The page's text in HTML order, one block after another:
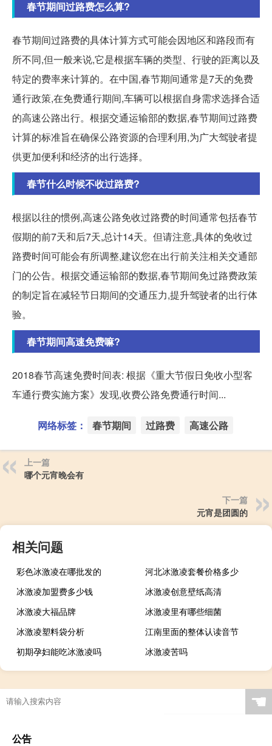
春节期间过路费怎么算?
春节期间过路费的具体计算方式可能会因地区和路段而有
所不同,但一般来说,它是根据车辆的类型、行驶的距离以及
特定的费率来计算的。在中国,春节期间通常是7天的免费
通行政策,在免费通行期间,车辆可以根据自身需求选择合适
的高速公路出行。根据交通运输部的数据,春节期间过路费
计算的标准旨在确保公路资源的合理利用,为广大驾驶者提
供更加便利和经济的出行选择。
春节什么时候不收过路费?
根据以往的惯例,高速公路免收过路费的时间通常包括春节
假期的前7天和后7天,总计14天。但请注意,具体的免收过
路费时间可能会有所调整,建议您在出行前关注相关交通部
门的公告。根据交通运输部的数据,春节期间免过路费政策
的制定旨在减轻节日期间的交通压力,提升驾驶者的出行体
验。
春节期间高速免费嘛?
2018春节高速免费时间表: 根据《重大节假日免收小型客
车通行费实施方案》发现,收费公路免费通行时间...
网络标签： 春节期间 过路费 高速公路
上一篇
哪个元宵晚会有
下一篇
元宵是团圆的
相关问题
彩色冰激凌在哪批发的
河北冰激凌套餐价格多少
冰激凌加盟费多少钱
冰激凌创意壁纸高清
冰激凌大福品牌
冰激凌里有哪些细菌
冰激凌塑料袋分析
江南里面的整体认读音节
初期孕妇能吃冰激凌吗
冰激凌苦吗
☚
公告